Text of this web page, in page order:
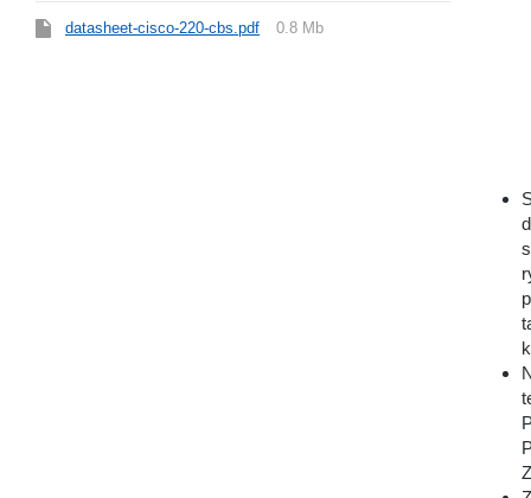
datasheet-cisco-220-cbs.pdf 0.8 Mb